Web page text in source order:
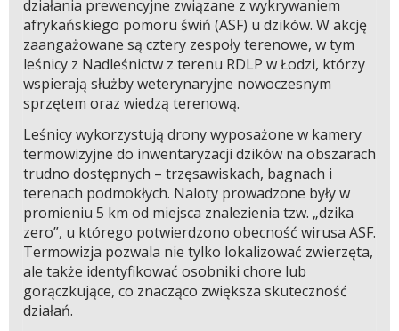
działania prewencyjne związane z wykrywaniem
afrykańskiego pomoru świń (ASF) u dzików. W akcję
zaangażowane są cztery zespoły terenowe, w tym
leśnicy z Nadleśnictw z terenu RDLP w Łodzi, którzy
wspierają służby weterynaryjne nowoczesnym
sprzętem oraz wiedzą terenową.
Leśnicy wykorzystują drony wyposażone w kamery
termowizyjne do inwentaryzacji dzików na obszarach
trudno dostępnych – trzęsawiskach, bagnach i
terenach podmokłych. Naloty prowadzone były w
promieniu 5 km od miejsca znalezienia tzw. „dzika
zero”, u którego potwierdzono obecność wirusa ASF.
Termowizja pozwala nie tylko lokalizować zwierzęta,
ale także identyfikować osobniki chore lub
gorączkujące, co znacząco zwiększa skuteczność
działań.